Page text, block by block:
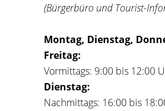
(Bürgerbüro und Tourist-
Montag, Dienstag,
Freitag:
Vormittags: 9:00 bis 12:00
Dienstag:
Nachmittags: 16:00 bis